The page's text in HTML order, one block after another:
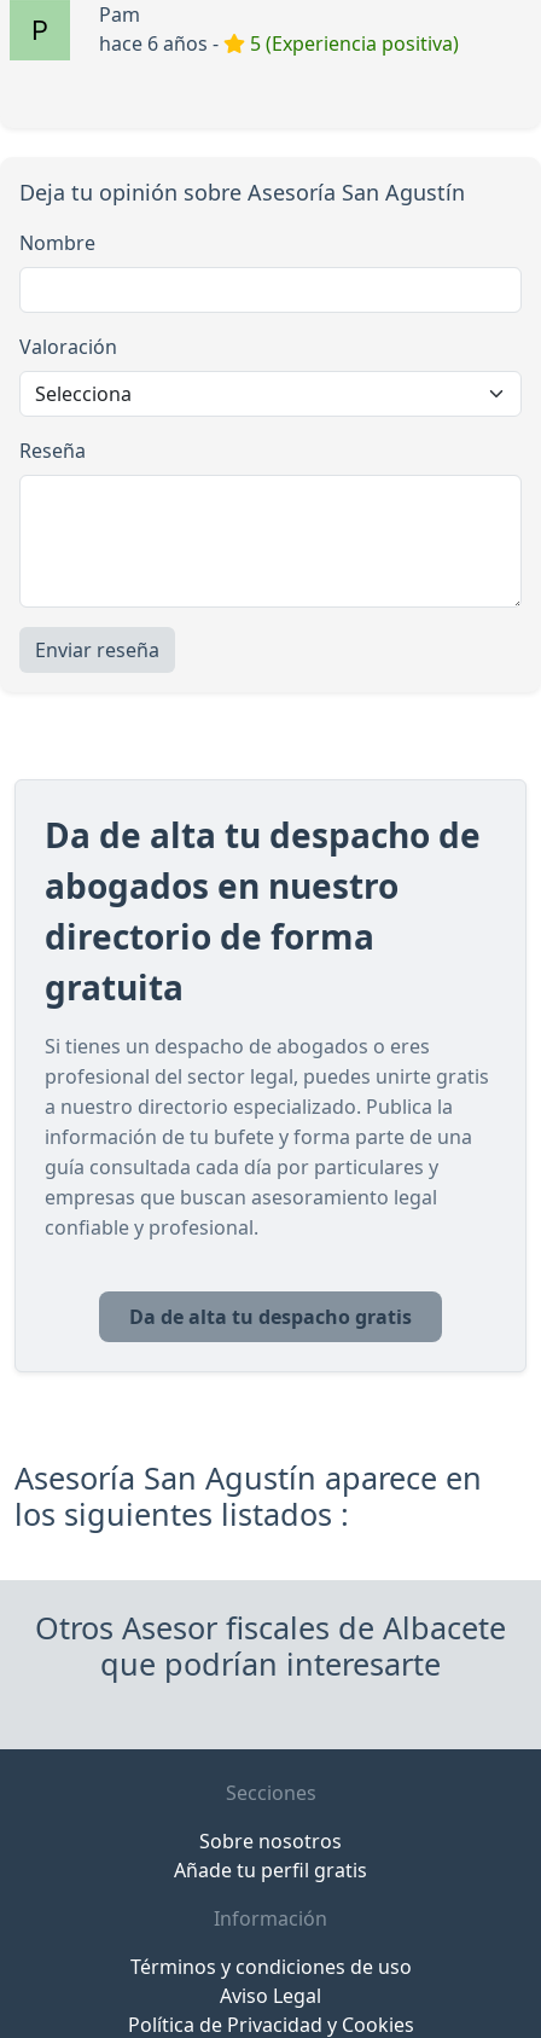
Pam
hace 6 años -
5 (Experiencia positiva)
Deja tu opinión sobre Asesoría San Agustín
Nombre
Valoración
Reseña
Enviar reseña
Da de alta tu despacho de
abogados en nuestro
directorio de forma
gratuita
Si tienes un despacho de abogados o eres
profesional del sector legal, puedes unirte gratis
a nuestro directorio especializado. Publica la
información de tu bufete y forma parte de una
guía consultada cada día por particulares y
empresas que buscan asesoramiento legal
confiable y profesional.
Da de alta tu despacho gratis
Asesoría San Agustín aparece en
los siguientes listados :
Otros Asesor fiscales de Albacete
que podrían interesarte
Secciones
Sobre nosotros
Añade tu perfil gratis
Información
Términos y condiciones de uso
Aviso Legal
Política de Privacidad y Cookies